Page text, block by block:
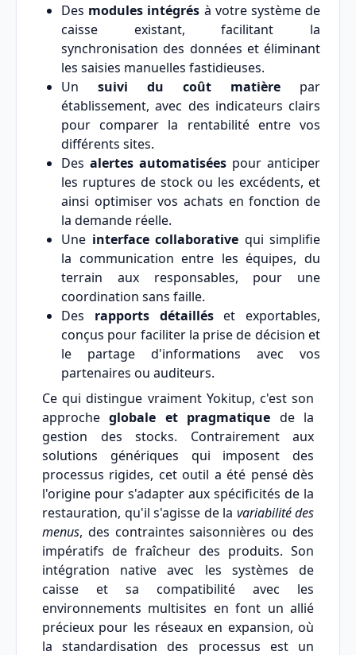
Des modules intégrés à votre système de
caisse existant, facilitant la
synchronisation des données et éliminant
les saisies manuelles fastidieuses.
Un suivi du coût matière par
établissement, avec des indicateurs clairs
pour comparer la rentabilité entre vos
différents sites.
Des alertes automatisées pour anticiper
les ruptures de stock ou les excédents, et
ainsi optimiser vos achats en fonction de
la demande réelle.
Une interface collaborative qui simplifie
la communication entre les équipes, du
terrain aux responsables, pour une
coordination sans faille.
Des rapports détailléset exportables,
conçus pour faciliter la prise de décision et
le partage d'informations avec vos
partenaires ou auditeurs.
Ce qui distingue vraiment Yokitup, c'est son
approcheglobale et pragmatique de la
gestion des stocks. Contrairement aux
solutions génériques qui imposent des
processus rigides, cet outil a été pensé dès
l'origine pour s'adapter aux spécificités de la
restauration, qu'il s'agisse de la variabilité des
menus, des contraintes saisonnières ou des
impératifs de fraîcheur des produits. Son
intégration native avec les systèmes de
caisse et sa compatibilité avec les
environnements multisites en font un allié
précieux pour les réseaux en expansion, où
la standardisation des processus est un